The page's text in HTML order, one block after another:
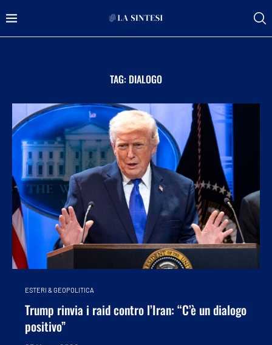
TAG: DIALOGO
ESTERI & GEOPOLITICA
Trump rinvia i raid contro l’Iran: “C’è un dialogo
positivo”